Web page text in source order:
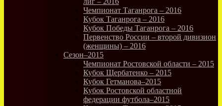
Чемпионат Таганрога – 2016
Кубок Таганрога – 2016
Кубок Победы Таганрога – 2016
Первенство России – второй дивизион
(женщины) – 2016
Сезон–2015
Чемпионат Ростовской области – 2015
Кубок Щербатенко – 2015
Кубок Гетманова–2015
Кубок Ростовской областной
федерации футбола–2015